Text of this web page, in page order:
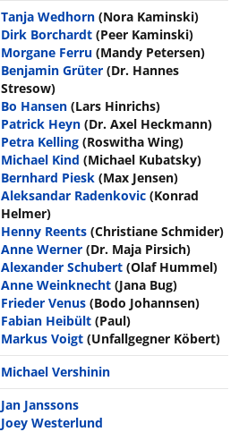
Tanja Wedhorn (Nora Kaminski)
Dirk Borchardt (Peer Kaminski)
Morgane Ferru (Mandy Petersen)
Benjamin Grüter (Dr. Hannes
Stresow)
Bo Hansen (Lars Hinrichs)
Patrick Heyn (Dr. Axel Heckmann)
Petra Kelling (Roswitha Wing)
Michael Kind (Michael Kubatsky)
Bernhard Piesk (Max Jensen)
Aleksandar Radenkovic (Konrad
Helmer)
Henny Reents (Christiane Schmider)
Anne Werner (Dr. Maja Pirsich)
Alexander Schubert (Olaf Hummel)
Anne Weinknecht (Jana Bug)
Frieder Venus (Bodo Johannsen)
Fabian Heibült (Paul)
Markus Voigt (Unfallgegner Köbert)
Michael Vershinin
Jan Janssons
Joey Westerlund